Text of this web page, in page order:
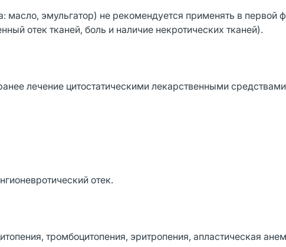
масло, эмульгатор) не рекомендуется применять в первой
отек тканей, боль и наличие некротических тканей).
лечение цитостатическими лекарственными
отек.
тромбоцитопения, эритропения, апластическая